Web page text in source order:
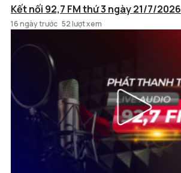
Kết nối 92,7 FM thứ 3 ngày 21/7/2026
16 ngày trước 52 lượt xem